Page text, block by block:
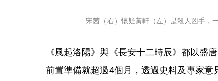
宋茜（右）懷疑黃軒（左）是殺人凶手，
《風起洛陽》與《長安十二時辰》都以盛
前置準備就超過4個月，透過史料及專家